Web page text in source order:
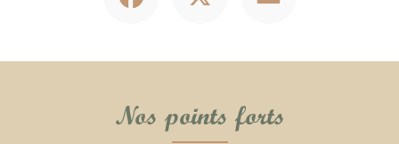
Nos points forts